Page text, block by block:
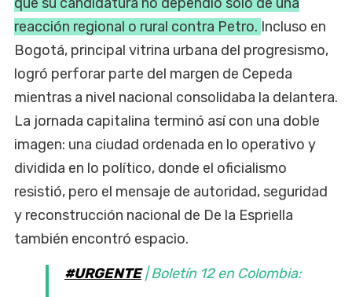
reacción regional o rural contra Petro. Incluso en
Bogotá, principal vitrina urbana del progresismo,
logró perforar parte del margen de Cepeda
mientras a nivel nacional consolidaba la delantera.
La jornada capitalina terminó así con una doble
imagen: una ciudad ordenada en lo operativo y
dividida en lo político, donde el oficialismo
resistió, pero el mensaje de autoridad, seguridad
y reconstrucción nacional de De la Espriella
también encontró espacio.
#URGENTE| Boletín 12 en Colombia: